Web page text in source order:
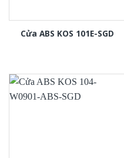
Cửa ABS KOS 101E-SGD